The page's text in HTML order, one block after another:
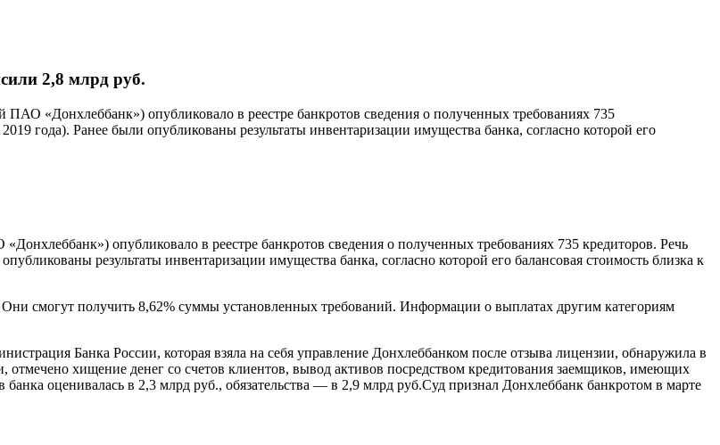
2,8 млрд руб.
«Донхлеббанк») опубликовало в реестре банкротов сведения о полученных требованиях 735
года). Ранее были опубликованы результаты инвентаризации имущества банка, согласно которой его
опубликовало в реестре банкротов сведения о полученных требованиях 735 кредиторов. Речь
результаты инвентаризации имущества банка, согласно которой его балансовая стоимость близка к
смогут получить 8,62% суммы установленных требований. Информации о выплатах другим категориям
Банка России, которая взяла на себя управление Донхлеббанком после отзыва лицензии, обнаружила в
хищение денег со счетов клиентов, вывод активов посредством кредитования заемщиков, имеющих
оценивалась в 2,3 млрд руб., обязательства — в 2,9 млрд руб.Суд признал Донхлеббанк банкротом в марте